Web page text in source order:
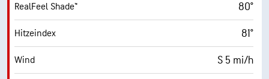
RealFeel Shade™ 80°
Hitzeindex 81°
Wind S 5 mi/h